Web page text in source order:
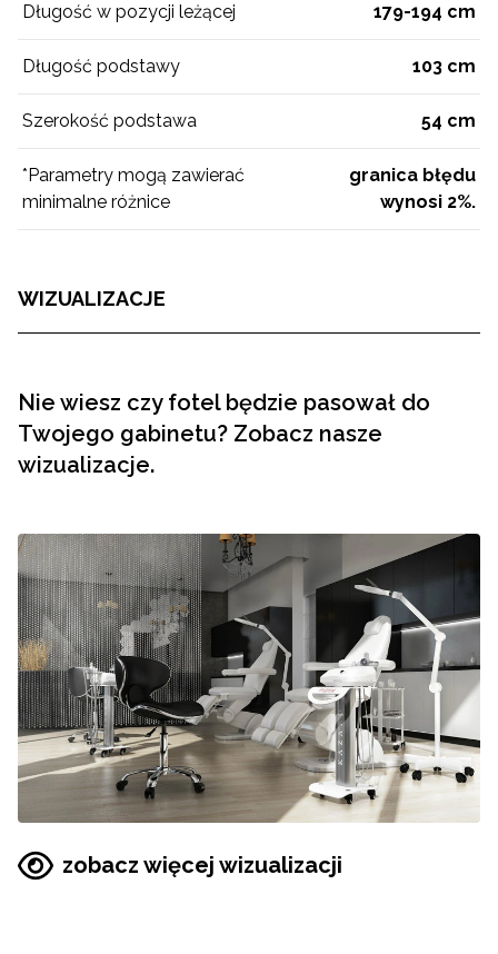
Długość w pozycji leżącej 179-194 cm
Długość podstawy 103 cm
Szerokość podstawa 54 cm
*Parametry mogą zawierać
minimalne różnice
granica błędu
wynosi 2%.
WIZUALIZACJE
Nie wiesz czy fotel będzie pasował do
Twojego gabinetu? Zobacz nasze
wizualizacje.
zobacz więcej wizualizacji